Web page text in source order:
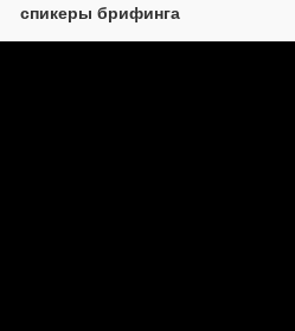
спикеры брифинга